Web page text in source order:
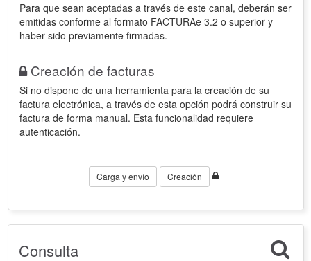
Para que sean aceptadas a través de este canal, deberán ser
emitidas conforme al formato FACTURAe 3.2 o superior y
haber sido previamente firmadas.
Creación de facturas
Si no dispone de una herramienta para la creación de su
factura electrónica, a través de esta opción podrá construir su
factura de forma manual. Esta funcionalidad requiere
autenticación.
Carga y envío Creación
Consulta